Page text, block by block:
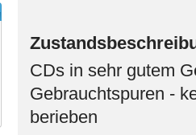
CDs in sehr gutem
Gebrauchtspuren -
berieben